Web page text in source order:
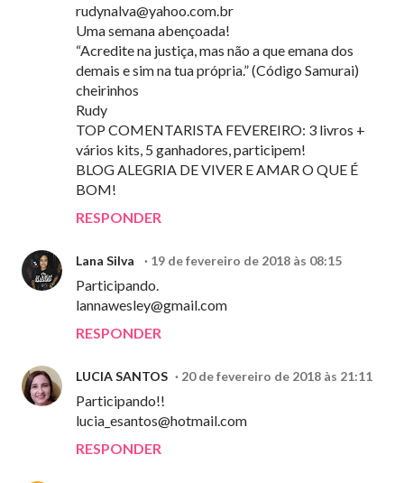
rudynalva@yahoo.com.br
Uma semana abençoada!
“Acredite na justiça, mas não a que emana dos
demais e sim na tua própria.” (Código Samurai)
cheirinhos
Rudy
TOP COMENTARISTA FEVEREIRO: 3 livros +
vários kits, 5 ganhadores, participem!
BLOG ALEGRIA DE VIVER E AMAR O QUE É
BOM!
RESPONDER
Lana Silva 19 de fevereiro de 2018 às 08:15
Participando.
lannawesley@gmail.com
RESPONDER
LUCIA SANTOS 20 de fevereiro de 2018 às 21:11
Participando!!
lucia_esantos@hotmail.com
RESPONDER